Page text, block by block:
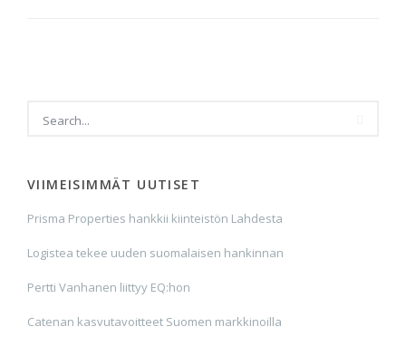
VIIMEISIMMÄT UUTISET
Prisma Properties hankkii kiinteistön Lahdesta
Logistea tekee uuden suomalaisen hankinnan
Pertti Vanhanen liittyy EQ:hon
Catenan kasvutavoitteet Suomen markkinoilla